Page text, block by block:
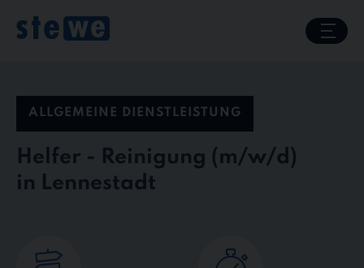
content
ALLGEMEINE DIENSTLEISTUNG
Helfer - Reinigung
in Lennestadt